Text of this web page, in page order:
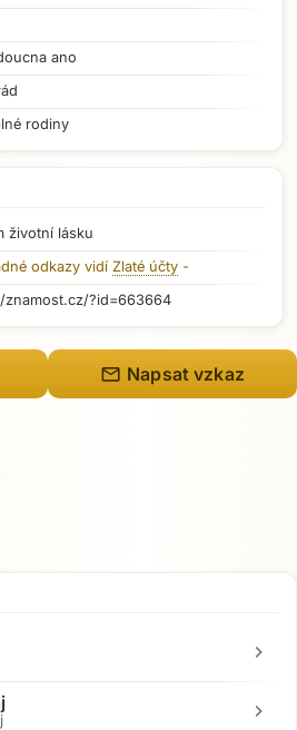
Přejít na hlavní obsah
ano
rodiny
životní lásku
odkazy vidí Zlaté účty -
znamost.cz/?id=663664
mail Napsat vzkaz
chevron_right
chevron_right